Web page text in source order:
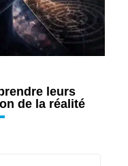
leurs
de la réalité